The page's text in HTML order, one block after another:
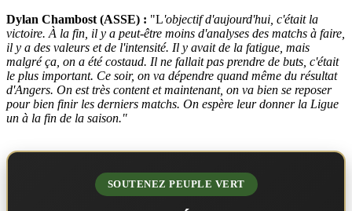
Dylan Chambost (ASSE) : "L'objectif d'aujourd'hui, c'était la
victoire. À la fin, il y a peut-être moins d'analyses des matchs à faire,
il y a des valeurs et de l'intensité. Il y avait de la fatigue, mais
malgré ça, on a été costaud. Il ne fallait pas prendre de buts, c'était
le plus important. Ce soir, on va dépendre quand même du résultat
d'Angers. On est très content et maintenant, on va bien se reposer
pour bien finir les derniers matchs. On espère leur donner la Ligue
un à la fin de la saison."
SOUTENEZ PEUPLE VERT